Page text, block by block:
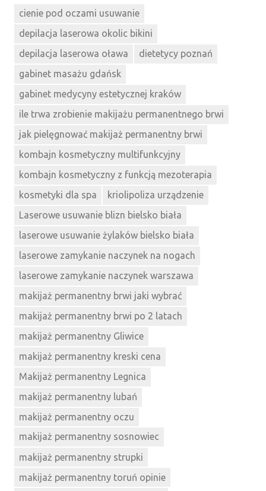
cienie pod oczami usuwanie
depilacja laserowa okolic bikini
depilacja laserowa oława
dietetycy poznań
gabinet masażu gdańsk
gabinet medycyny estetycznej kraków
ile trwa zrobienie makijażu permanentnego brwi
jak pielęgnować makijaż permanentny brwi
kombajn kosmetyczny multifunkcyjny
kombajn kosmetyczny z funkcją mezoterapia
kosmetyki dla spa
kriolipoliza urządzenie
Laserowe usuwanie blizn bielsko biała
laserowe usuwanie żylaków bielsko biała
laserowe zamykanie naczynek na nogach
laserowe zamykanie naczynek warszawa
makijaż permanentny brwi jaki wybrać
makijaż permanentny brwi po 2 latach
makijaż permanentny Gliwice
makijaż permanentny kreski cena
Makijaż permanentny Legnica
makijaż permanentny lubań
makijaż permanentny oczu
makijaż permanentny sosnowiec
makijaż permanentny strupki
makijaż permanentny toruń opinie